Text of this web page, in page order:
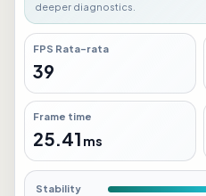
deeper diagnostics.
FPS Rata-rata
36
Frame time
27.54 ms
Stability